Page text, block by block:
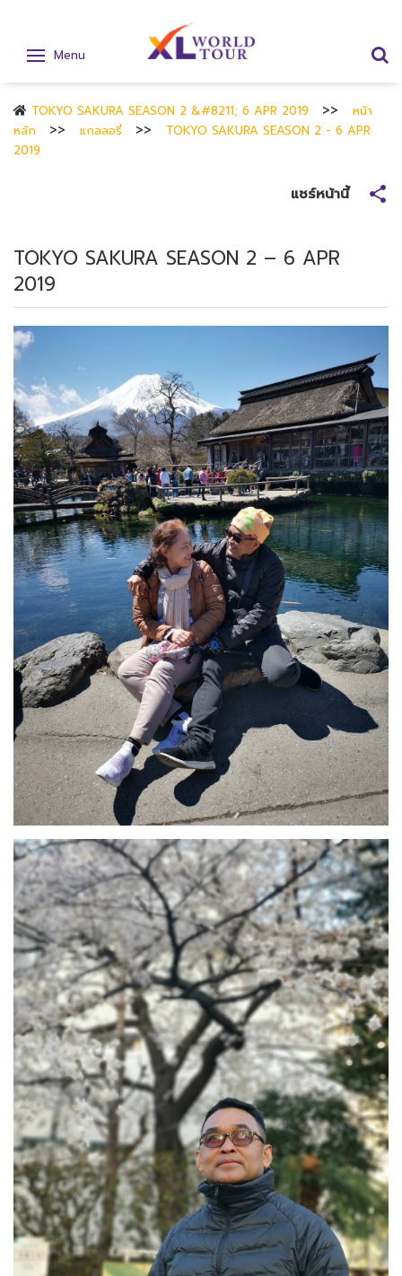
Menu
TOKYO SAKURA SEASON 2 &#8211; 6 APR 2019
หน้า
หลัก
แกลลอรี่
TOKYO SAKURA SEASON 2 - 6 APR
2019
แชร์หน้านี้
TOKYO SAKURA SEASON 2 – 6 APR
2019